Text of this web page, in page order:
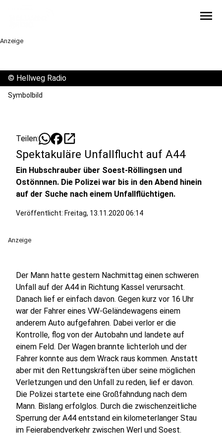
menu
Anzeige
© Hellweg Radio
Symbolbild
Teilen: open_in_new
Spektakuläre Unfallflucht auf A44
Ein Hubschrauber über Soest-Röllingsen und
Ostönnnen. Die Polizei war bis in den Abend hinein
auf der Suche nach einem Unfallflüchtigen.
Veröffentlicht: Freitag, 13.11.2020 06:14
Anzeige
Der Mann hatte gestern Nachmittag einen schweren
Unfall auf der A44 in Richtung Kassel verursacht.
Danach lief er einfach davon. Gegen kurz vor 16 Uhr
war der Fahrer eines VW-Geländewagens einem
anderem Auto aufgefahren. Dabei verlor er die
Kontrolle, flog von der Autobahn und landete auf
einem Feld. Der Wagen brannte lichterloh und der
Fahrer konnte aus dem Wrack raus kommen. Anstatt
aber mit den Rettungskräften über seine möglichen
Verletzungen und den Unfall zu reden, lief er davon.
Die Polizei startete eine Großfahndung nach dem
Mann. Bislang erfolglos. Durch die zwischenzeitliche
Sperrung der A44 entstand ein kilometerlanger Stau
im Feierabendverkehr zwischen Werl und Soest.